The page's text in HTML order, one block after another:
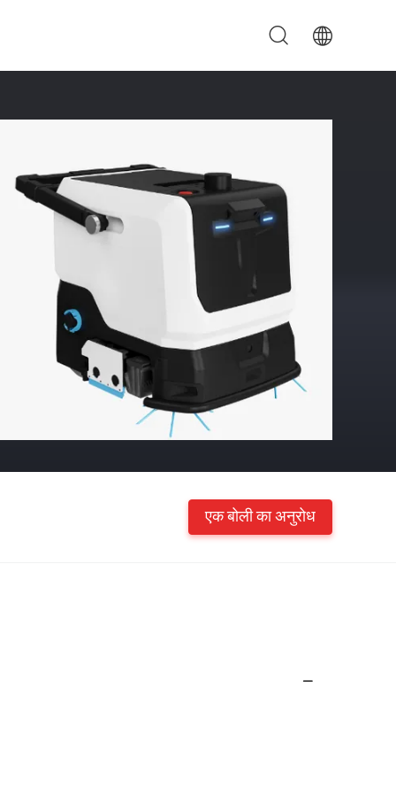
एक बोली का अनुरोध